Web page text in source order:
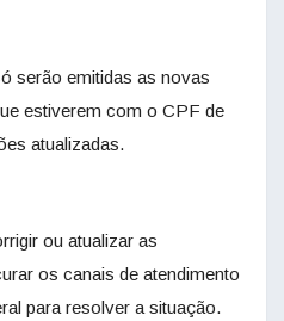
serão emitidas as novas
estiverem com o CPF de
atualizadas.
ou atualizar as
os canais de atendimento
para resolver a situação.